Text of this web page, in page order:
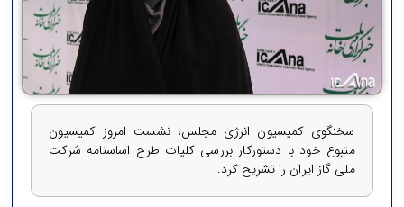
سخنگوی کمیسیون انرژی مجلس، نشست امروز کمیسیون
متبوع خود با دستورکار بررسی کلیات طرح اساسنامه شرکت
ملی گاز ایران را تشریح کرد.